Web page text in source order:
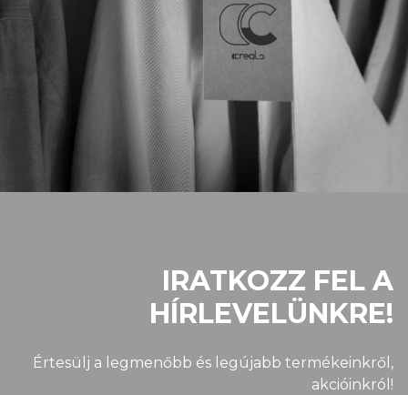
IRATKOZZ FEL A
HÍRLEVELÜNKRE!
Értesülj a legmenőbb és legújabb termékeinkről,
akcióinkról!